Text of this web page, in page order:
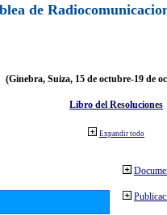
de
(Ginebra, Suiza, 15 de octubre-19 de
Libro del Resoluciones
Expandir todo